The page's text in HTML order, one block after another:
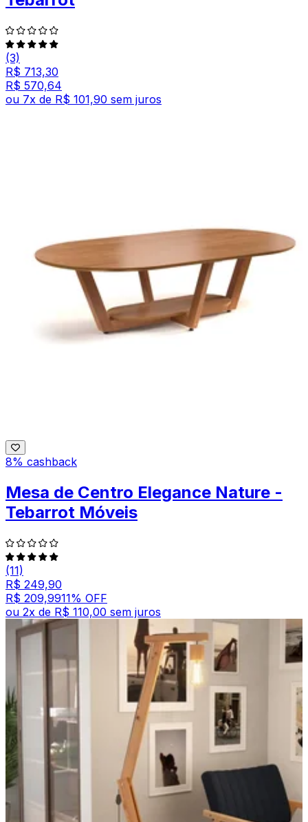
(3)
R$ 713,30
R$ 570,64
ou 7x de R$ 101,90 sem juros
8% cashback
Mesa de Centro Elegance Nature -
Tebarrot Móveis
(11)
R$ 249,90
R$ 209,9911% OFF
ou 2x de R$ 110,00 sem juros